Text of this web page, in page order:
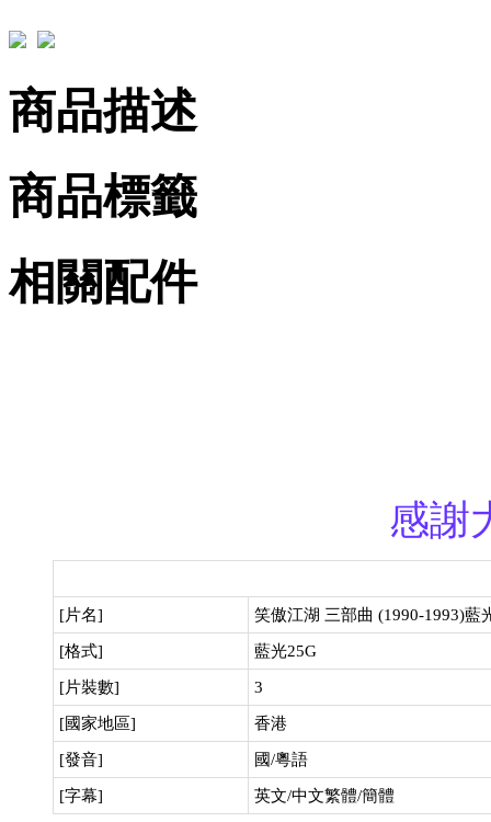
商品描述
商品標籤
相關配件
感謝
[片名] 笑傲江湖 三部曲 (1990-1993)藍
[格式] 藍光25G
[片裝數] 3
[國家地區] 香港
[發音] 國/粵語
[字幕] 英文/中文繁體/簡體